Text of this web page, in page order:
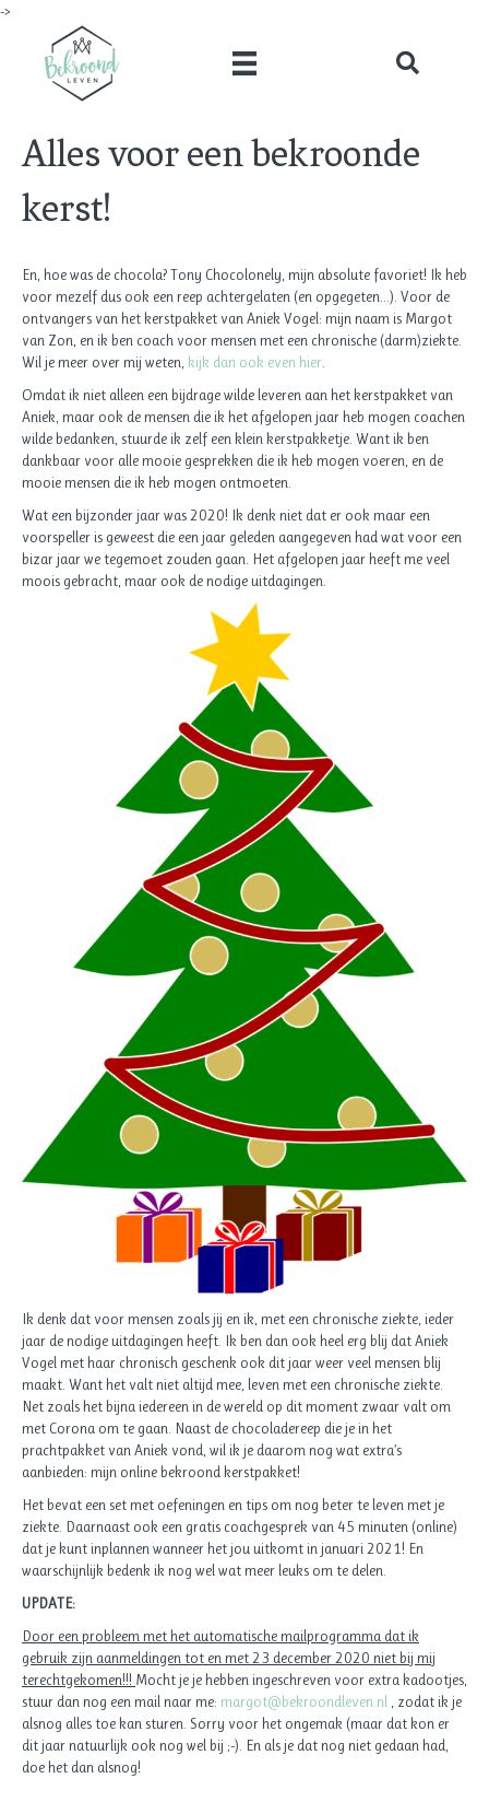
->
Alles voor een bekroonde
kerst!
En, hoe was de chocola? Tony Chocolonely, mijn absolute favoriet! Ik heb
voor mezelf dus ook een reep achtergelaten (en opgegeten…). Voor de
ontvangers van het kerstpakket van Aniek Vogel: mijn naam is Margot
van Zon, en ik ben coach voor mensen met een chronische (darm)ziekte.
Wil je meer over mij weten, kijk dan ook even hier.
Omdat ik niet alleen een bijdrage wilde leveren aan het kerstpakket van
Aniek, maar ook de mensen die ik het afgelopen jaar heb mogen coachen
wilde bedanken, stuurde ik zelf een klein kerstpakketje. Want ik ben
dankbaar voor alle mooie gesprekken die ik heb mogen voeren, en de
mooie mensen die ik heb mogen ontmoeten.
Wat een bijzonder jaar was 2020! Ik denk niet dat er ook maar een
voorspeller is geweest die een jaar geleden aangegeven had wat voor een
bizar jaar we tegemoet zouden gaan. Het afgelopen jaar heeft me veel
moois gebracht, maar ook de nodige uitdagingen.
Ik denk dat voor mensen zoals jij en ik, met een chronische ziekte, ieder
jaar de nodige uitdagingen heeft. Ik ben dan ook heel erg blij dat Aniek
Vogel met haar chronisch geschenk ook dit jaar weer veel mensen blij
maakt. Want het valt niet altijd mee, leven met een chronische ziekte.
Net zoals het bijna iedereen in de wereld op dit moment zwaar valt om
met Corona om te gaan. Naast de chocoladereep die je in het
prachtpakket van Aniek vond, wil ik je daarom nog wat extra’s
aanbieden: mijn online bekroond kerstpakket!
Het bevat een set met oefeningen en tips om nog beter te leven met je
ziekte. Daarnaast ook een gratis coachgesprek van 45 minuten (online)
dat je kunt inplannen wanneer het jou uitkomt in januari 2021! En
waarschijnlijk bedenk ik nog wel wat meer leuks om te delen.
UPDATE:
Door een probleem met het automatische mailprogramma dat ik
gebruik zijn aanmeldingen tot en met 23 december 2020 niet bij mij
terechtgekomen!!! Mocht je je hebben ingeschreven voor extra kadootjes,
stuur dan nog een mail naar me: margot@bekroondleven.nl , zodat ik je
alsnog alles toe kan sturen. Sorry voor het ongemak (maar dat kon er
dit jaar natuurlijk ook nog wel bij ;-). En als je dat nog niet gedaan had,
doe het dan alsnog!